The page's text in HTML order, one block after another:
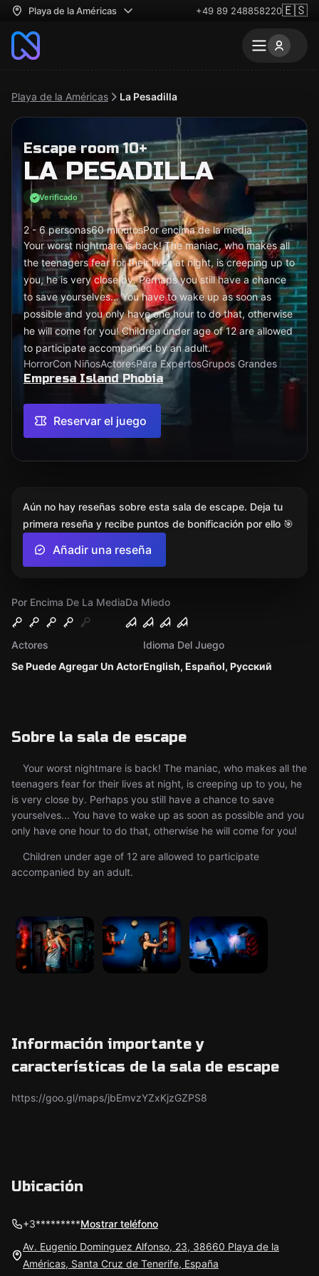
Playa de la Américas +49 89 248858220🇪🇸
Playa de la Américas La Pesadilla
Escape room 10+
LA PESADILLA
Verificado
2 - 6 personas60 minutosPor encima de la media
Your worst nightmare is back! The maniac, who makes all
the teenagers fear for their lives at night, is creeping up to
you, he is very close by. Perhaps you still have a chance
to save yourselves... You have to wake up as soon as
possible and you only have one hour to do that, otherwise
he will come for you! Children under age of 12 are allowed
to participate accompanied by an adult.
HorrorCon NiñosActoresPara ExpertosGrupos Grandes
Empresa Island Phobia
Reservar el juego
Por Encima De La MediaDa Miedo
Se Puede Agregar Un Actor
Actores
English, Español, Русский
Idioma Del Juego
Sobre la sala de escape
Your worst nightmare is back! The maniac, who makes all the
teenagers fear for their lives at night, is creeping up to you, he
is very close by. Perhaps you still have a chance to save
yourselves... You have to wake up as soon as possible and you
only have one hour to do that, otherwise he will come for you!
Children under age of 12 are allowed to participate
accompanied by an adult.
Información importante y
características de la sala de escape
https://goo.gl/maps/jbEmvzYZxKjzGZPS8
Aún no hay reseñas sobre esta sala de escape. Deja tu
primera reseña y recibe puntos de bonificación por ello 🎯
Añadir una reseña
Ubicación
+3*********Mostrar teléfono
Av. Eugenio Dominguez Alfonso, 23, 38660 Playa de la
Américas, Santa Cruz de Tenerife, España